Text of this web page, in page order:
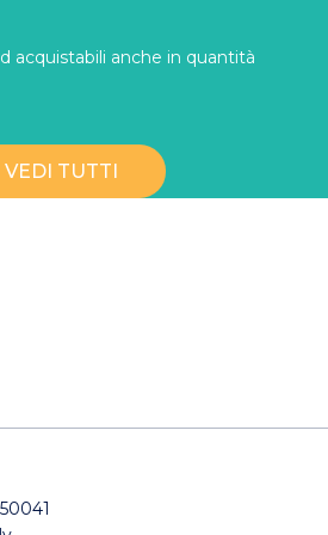
acquistabili anche in quantità
VEDI TUTTI